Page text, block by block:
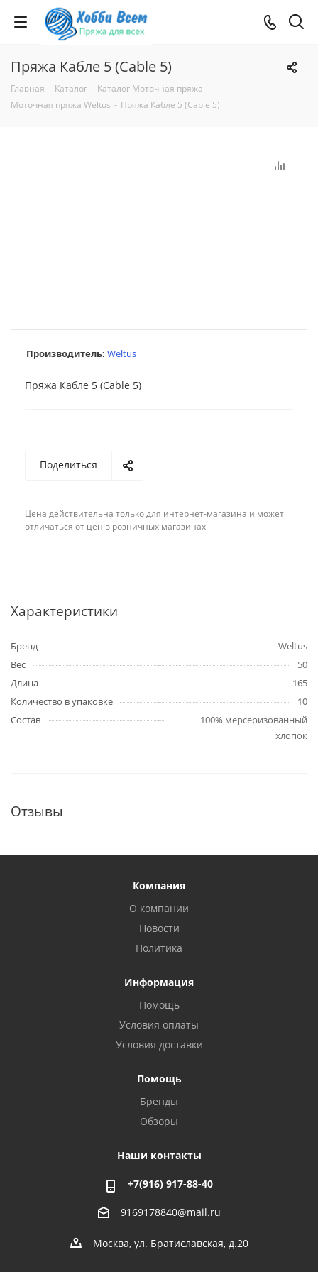
Пряжа Кабле 5 (Cable 5)
Главная - Каталог - Каталог Моточная пряжа -
Моточная пряжа Weltus - Пряжа Кабле 5 (Cable 5)
Производитель: Weltus
Пряжа Кабле 5 (Cable 5)
Поделиться
Цена действительна только для интернет-магазина и может
отличаться от цен в розничных магазинах
Характеристики
Бренд
Weltus
Вес
50
Длина
165
Количество в упаковке
10
Состав
100% мерсеризованный
хлопок
Отзывы
Компания
О компании
Новости
Политика
Информация
Помощь
Условия оплаты
Условия доставки
Помощь
Бренды
Обзоры
Наши контакты
+7(916) 917-88-40
9169178840@mail.ru
Москва, ул. Братиславская, д.20